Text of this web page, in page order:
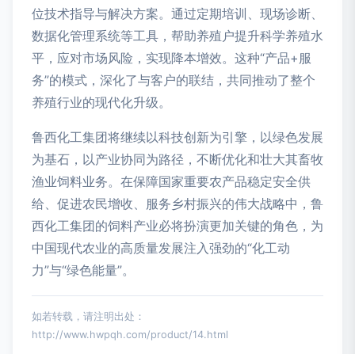
位技术指导与解决方案。通过定期培训、现场诊断、
数据化管理系统等工具，帮助养殖户提升科学养殖水
平，应对市场风险，实现降本增效。这种“产品+服
务”的模式，深化了与客户的联结，共同推动了整个
养殖行业的现代化升级。
鲁西化工集团将继续以科技创新为引擎，以绿色发展
为基石，以产业协同为路径，不断优化和壮大其畜牧
渔业饲料业务。在保障国家重要农产品稳定安全供
给、促进农民增收、服务乡村振兴的伟大战略中，鲁
西化工集团的饲料产业必将扮演更加关键的角色，为
中国现代农业的高质量发展注入强劲的“化工动
力”与“绿色能量”。
如若转载，请注明出处：
http://www.hwpqh.com/product/14.html